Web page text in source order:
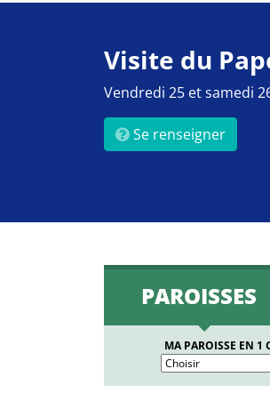
Visite du
Vendredi 25 et samedi
Se renseigner
PAROISSES
MA PAROISSE EN 1